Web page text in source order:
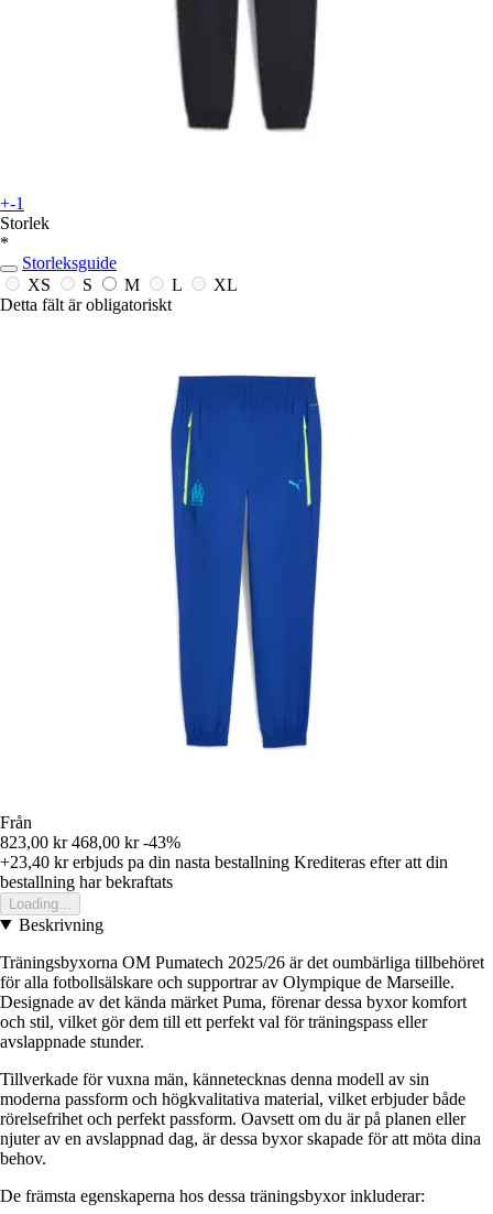
+-1
Storlek
*
Storleksguide
XS
S M L
XL
Detta fält är obligatoriskt
Från
823,00 kr 468,00 kr -43%
+23,40 krerbjuds pa din nasta bestallning Krediteras efter att din
bestallning har bekraftats
Loading...
Beskrivning
Träningsbyxorna OM Pumatech 2025/26 är det oumbärliga tillbehöret
för alla fotbollsälskare och supportrar av Olympique de Marseille.
Designade av det kända märket Puma, förenar dessa byxor komfort
och stil, vilket gör dem till ett perfekt val för träningspass eller
avslappnade stunder.
Tillverkade för vuxna män, kännetecknas denna modell av sin
moderna passform och högkvalitativa material, vilket erbjuder både
rörelsefrihet och perfekt passform. Oavsett om du är på planen eller
njuter av en avslappnad dag, är dessa byxor skapade för att möta dina
behov.
De främsta egenskaperna hos dessa träningsbyxor inkluderar: